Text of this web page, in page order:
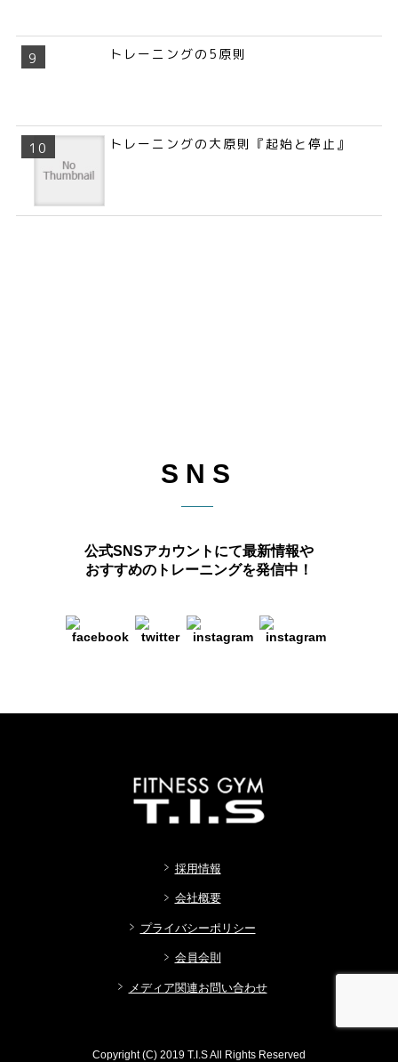
トレーニングの5原則
トレーニングの大原則『起始と停止』
SNS
公式SNSアカウントにて最新情報や
おすすめのトレーニングを発信中！
採用情報
会社概要
プライバシーポリシー
会員会則
メディア関連お問い合わせ
Copyright (C) 2019 T.I.S All Rights Reserved